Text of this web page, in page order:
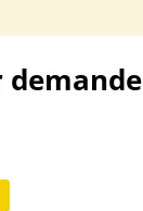
demande